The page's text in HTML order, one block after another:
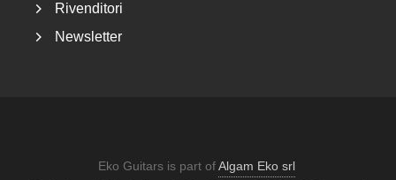
Rivenditori
Newsletter
Eko Guitars is part ofAlgam Eko srl